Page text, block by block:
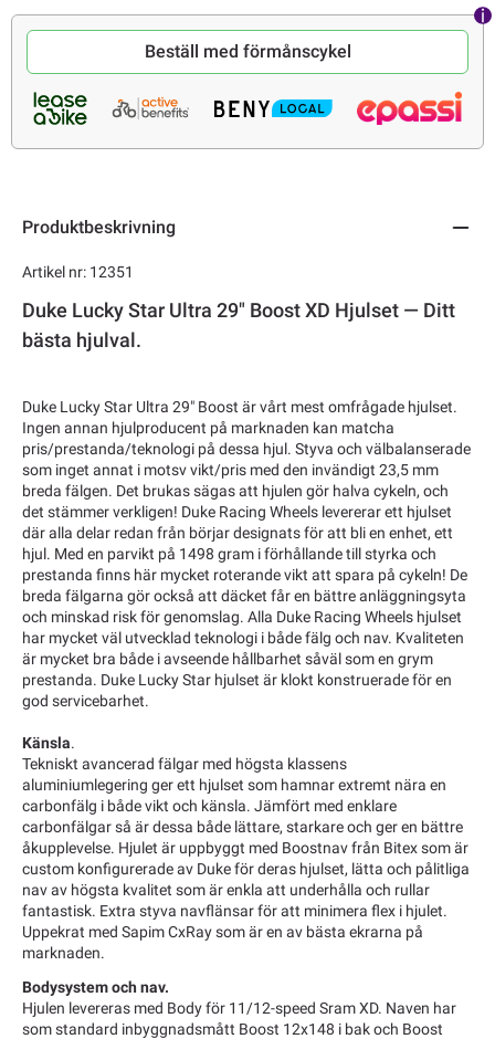
Beställ med förmånscykel
Produktbeskrivning
Artikel nr: 12351
Duke Lucky Star Ultra 29" Boost XD Hjulset — Ditt
bästa hjulval.
Duke Lucky Star Ultra 29" Boost är vårt mest omfrågade hjulset.
Ingen annan hjulproducent på marknaden kan matcha
pris/prestanda/teknologi på dessa hjul. Styva och välbalanserade
som inget annat i motsv vikt/pris med den invändigt 23,5 mm
breda fälgen. Det brukas sägas att hjulen gör halva cykeln, och
det stämmer verkligen! Duke Racing Wheels levererar ett hjulset
där alla delar redan från börjar designats för att bli en enhet, ett
hjul. Med en parvikt på 1498 gram i förhållande till styrka och
prestanda finns här mycket roterande vikt att spara på cykeln! De
breda fälgarna gör också att däcket får en bättre anläggningsyta
och minskad risk för genomslag. Alla Duke Racing Wheels hjulset
har mycket väl utvecklad teknologi i både fälg och nav. Kvaliteten
är mycket bra både i avseende hållbarhet såväl som en grym
prestanda. Duke Lucky Star hjulset är klokt konstruerade för en
god servicebarhet.
Känsla.
Tekniskt avancerad fälgar med högsta klassens
aluminiumlegering ger ett hjulset som hamnar extremt nära en
carbonfälg i både vikt och känsla. Jämfört med enklare
carbonfälgar så är dessa både lättare, starkare och ger en bättre
åkupplevelse. Hjulet är uppbyggt med Boostnav från Bitex som är
custom konfigurerade av Duke för deras hjulset, lätta och pålitliga
nav av högsta kvalitet som är enkla att underhålla och rullar
fantastisk. Extra styva navflänsar för att minimera flex i hjulet.
Uppekrat med Sapim CxRay som är en av bästa ekrarna på
marknaden.
Bodysystem och nav.
Hjulen levereras med Body för 11/12-speed Sram XD. Naven har
som standard inbyggnadsmått Boost 12x148 i bak och Boost